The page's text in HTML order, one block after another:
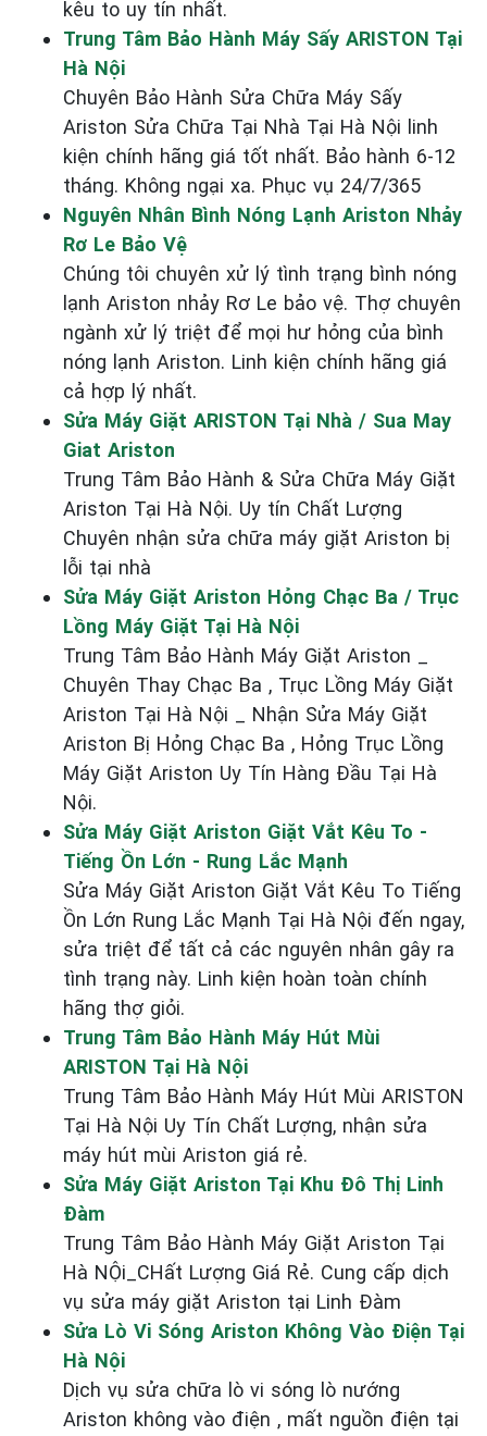
kêu to uy tín nhất.
Trung Tâm Bảo Hành Máy Sấy ARISTON Tại
Hà Nội
Chuyên Bảo Hành Sửa Chữa Máy Sấy
Ariston Sửa Chữa Tại Nhà Tại Hà Nội linh
kiện chính hãng giá tốt nhất. Bảo hành 6-12
tháng. Không ngại xa. Phục vụ 24/7/365
Nguyên Nhân Bình Nóng Lạnh Ariston Nhảy
Rơ Le Bảo Vệ
Chúng tôi chuyên xử lý tình trạng bình nóng
lạnh Ariston nhảy Rơ Le bảo vệ. Thợ chuyên
ngành xử lý triệt để mọi hư hỏng của bình
nóng lạnh Ariston. Linh kiện chính hãng giá
cả hợp lý nhất.
Sửa Máy Giặt ARISTON Tại Nhà / Sua May
Giat Ariston
Trung Tâm Bảo Hành & Sửa Chữa Máy Giặt
Ariston Tại Hà Nội. Uy tín Chất Lượng
Chuyên nhận sửa chữa máy giặt Ariston bị
lỗi tại nhà
Sửa Máy Giặt Ariston Hỏng Chạc Ba / Trục
Lồng Máy Giặt Tại Hà Nội
Trung Tâm Bảo Hành Máy Giặt Ariston _
Chuyên Thay Chạc Ba , Trục Lồng Máy Giặt
Ariston Tại Hà Nội _ Nhận Sửa Máy Giặt
Ariston Bị Hỏng Chạc Ba , Hỏng Trục Lồng
Máy Giặt Ariston Uy Tín Hàng Đầu Tại Hà
Nội.
Sửa Máy Giặt Ariston Giặt Vắt Kêu To -
Tiếng Ồn Lớn - Rung Lắc Mạnh
Sửa Máy Giặt Ariston Giặt Vắt Kêu To Tiếng
Ồn Lớn Rung Lắc Mạnh Tại Hà Nội đến ngay,
sửa triệt để tất cả các nguyên nhân gây ra
tình trạng này. Linh kiện hoàn toàn chính
hãng thợ giỏi.
Trung Tâm Bảo Hành Máy Hút Mùi
ARISTON Tại Hà Nội
Trung Tâm Bảo Hành Máy Hút Mùi ARISTON
Tại Hà Nội Uy Tín Chất Lượng, nhận sửa
máy hút mùi Ariston giá rẻ.
Sửa Máy Giặt Ariston Tại Khu Đô Thị Linh
Đàm
Trung Tâm Bảo Hành Máy Giặt Ariston Tại
Hà NỘi_CHất Lượng Giá Rẻ. Cung cấp dịch
vụ sửa máy giặt Ariston tại Linh Đàm
Sửa Lò Vi Sóng Ariston Không Vào Điện Tại
Hà Nội
Dịch vụ sửa chữa lò vi sóng lò nướng
Ariston không vào điện , mất nguồn điện tại